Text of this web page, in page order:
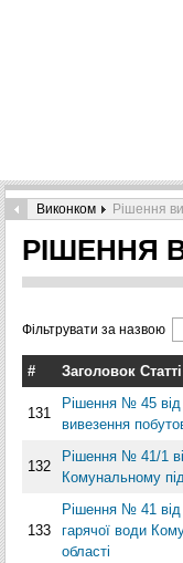
Виконком Рішення
РІШЕННЯ
Фільтрувати за назвою
# Заголовок Статті
131
Рішення № 45 від
вивезення
132
Рішення № 41/1
Комунальному
133
Рішення № 41 від
гарячої води
області